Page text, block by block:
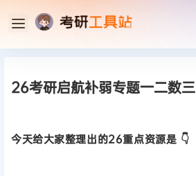
26考研启航补弱专题一二数三
今天给大家整理出的26重点资源是 👇